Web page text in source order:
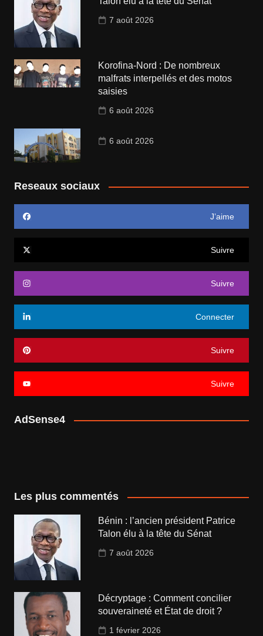
7 août 2026
Korofina-Nord : De nombreux
malfrats interpellés et des motos
saisies
6 août 2026
6 août 2026
Reseaux sociaux
J’aime
Suivre
Suivre
Connecter
Suivre
Suivre
AdSense4
Les plus commentés
Bénin : l’ancien président Patrice
Talon élu à la tête du Sénat
7 août 2026
Décryptage : Comment concilier
souveraineté et État de droit ?
1 février 2026